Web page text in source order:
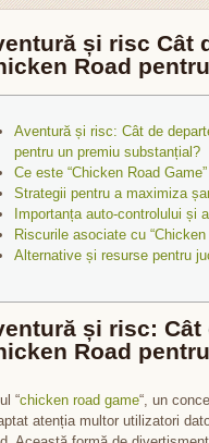
și risc Cât
Road
Aventură și risc: Cât de
pentru un premiu substanțial?
Ce este “Chicken Road
Strategii pentru a maximiza
Importanța auto-controlului și
Riscurile asociate cu “Chicken
Alternative și resurse pentru
și risc:
Road
“chicken road game“, un
atenția multor utilizatori